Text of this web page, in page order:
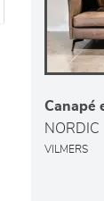
Canapé
NORDIC
VILMERS